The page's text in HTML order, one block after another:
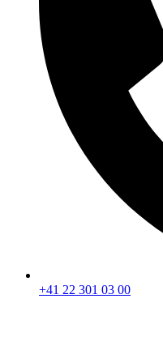
+41 22 301 03 00